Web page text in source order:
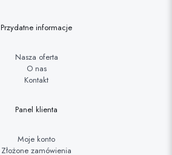
Przydatne informacje
Nasza oferta
O nas
Kontakt
Panel klienta
Moje konto
Złożone zamówienia